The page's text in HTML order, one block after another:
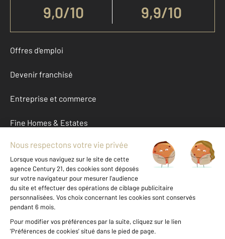
9,0/10 9,9/10
Offres d'emploi
Devenir franchisé
Entreprise et commerce
Fine Homes & Estates
À propos
International
Nous contacter